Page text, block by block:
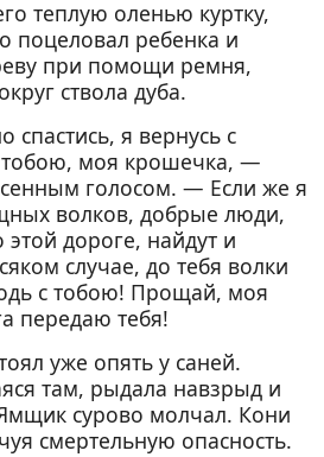
укротительница
и злоба. — Враги
— Сюрприз. — Затея
каморка. —
княжна Аля. —
открытие. — Страхи г-жи
найден
теплую оленью куртку,
поцеловал ребенка и
при помощи ремня,
ствола дуба.
я вернусь с
тобою, моя крошечка, —
голосом. — Если же я
волков, добрые люди,
дороге, найдут и
случае, до тебя волки
с тобою! Прощай, моя
передаю тебя!
уже опять у саней.
там, рыдала навзрыд и
сурово молчал. Кони
смертельную опасность.